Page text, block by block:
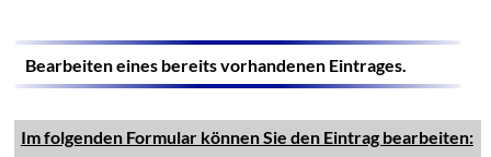
Bearbeiten eines bereits vorhandenen Eintrages.
Im folgenden Formular können Sie den Eintrag bearbeiten: